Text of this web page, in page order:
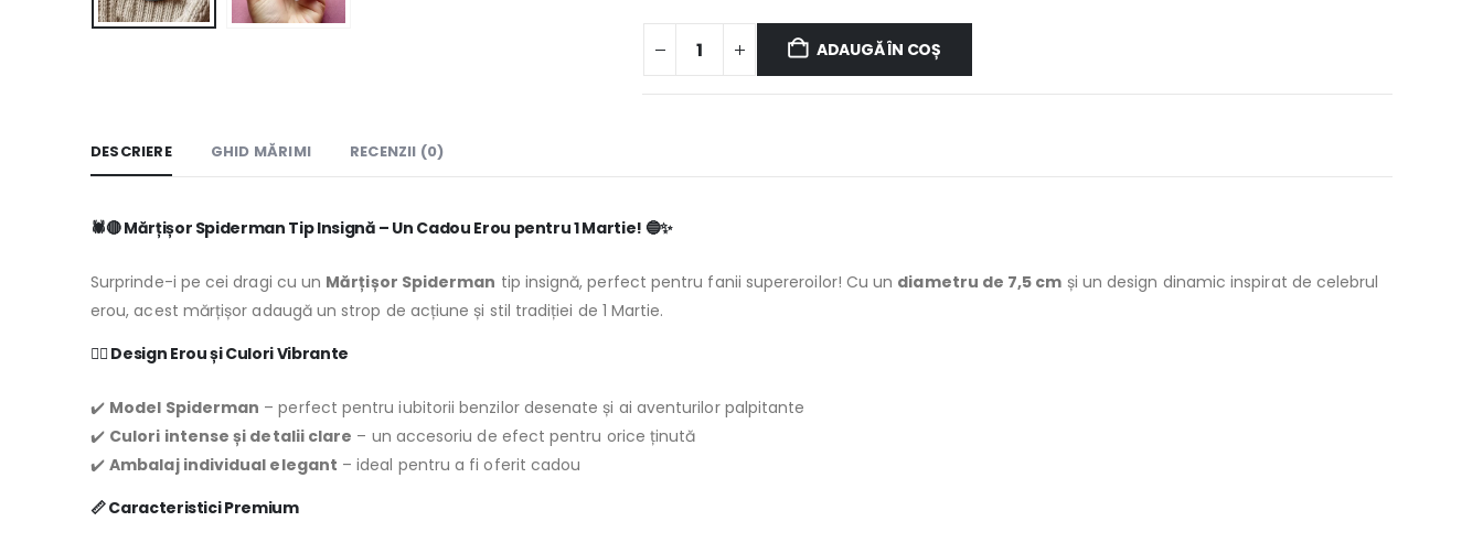
ADAUGĂ ÎN COȘ
DESCRIERE GHID MĂRIMI RECENZII (0)
🕷️🔴Mărțișor Spiderman Tip Insignă – Un Cadou Erou pentru 1 Martie! 🔵✨
Surprinde-i pe cei dragi cu un Mărțișor Spiderman tip insignă, perfect pentru fanii supereroilor! Cu un diametru de 7,5 cm și un design dinamic inspirat de celebrul
erou, acest mărțișor adaugă un strop de acțiune și stil tradiției de 1 Martie.
🦸‍♂️ Design Erou și Culori Vibrante
✔️ Model Spiderman – perfect pentru iubitorii benzilor desenate și ai aventurilor palpitante
✔️ Culori intense și detalii clare – un accesoriu de efect pentru orice ținută
✔️Ambalaj individual elegant – ideal pentru a fi oferit cadou
📏Caracteristici Premium